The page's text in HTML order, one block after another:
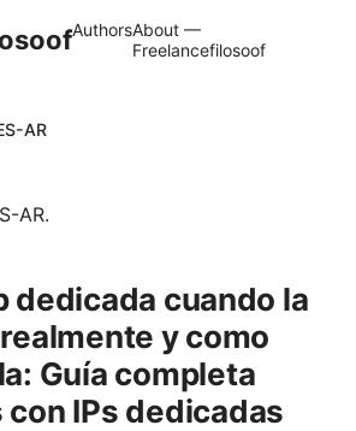
AuthorsAbout —
Freelancefilosoof
AR
AR.
dedicada cuando la
y como
Guía completa
con IPs dedicadas